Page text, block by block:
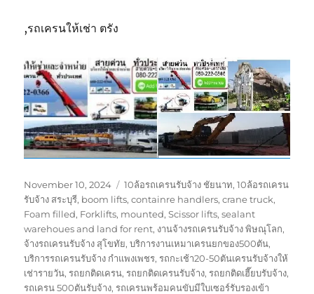
,รถเครนให้เช่า ตรัง
Posted
on
November 10, 2024 Tags
10ล้อรถเครนรับจ้าง ชัยนาท,10ล้อรถเครน
รับจ้าง สระบุรี, boom lifts,containre handlers,crane truck,
Foam filled, Forklifts, mounted,Scissor lifts,sealant
warehoues and land for rent, งานจ้างรถเครนรับจ้าง พิษณุโลก,
จ้างรถเครนรับจ้าง สุโขทัย,บริการงานเหมาเครนยกของ500ตัน,
บริการรถเครนรับจ้าง กำแพงเพชร,รถกะเช้า20-50ตันเครนรับจ้างให้
เช่ารายวัน,รถยกติดเครน,รถยกติดเครนรับจ้าง,รถยกติดเฮี๊ยบรับจ้าง,
รถเครน 500ตันรับจ้าง,รถเครนพร้อมคนขับมีใบเซอร์รับรองเข้า